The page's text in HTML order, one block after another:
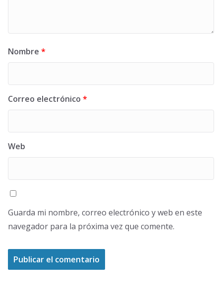
Nombre *
Correo electrónico *
Web
Guarda mi nombre, correo electrónico y web en este
navegador para la próxima vez que comente.